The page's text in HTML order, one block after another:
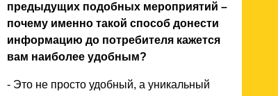
предыдущих подобных мероприятий –
почему именно такой способ донести
информацию до потребителя кажется
вам наиболее удобным?
- Это не просто удобный, а уникальный